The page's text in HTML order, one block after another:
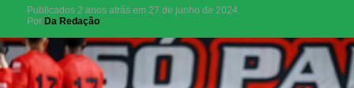
Publicados 2 anos atrás em 27 de junho de 2024
Por Da Redação